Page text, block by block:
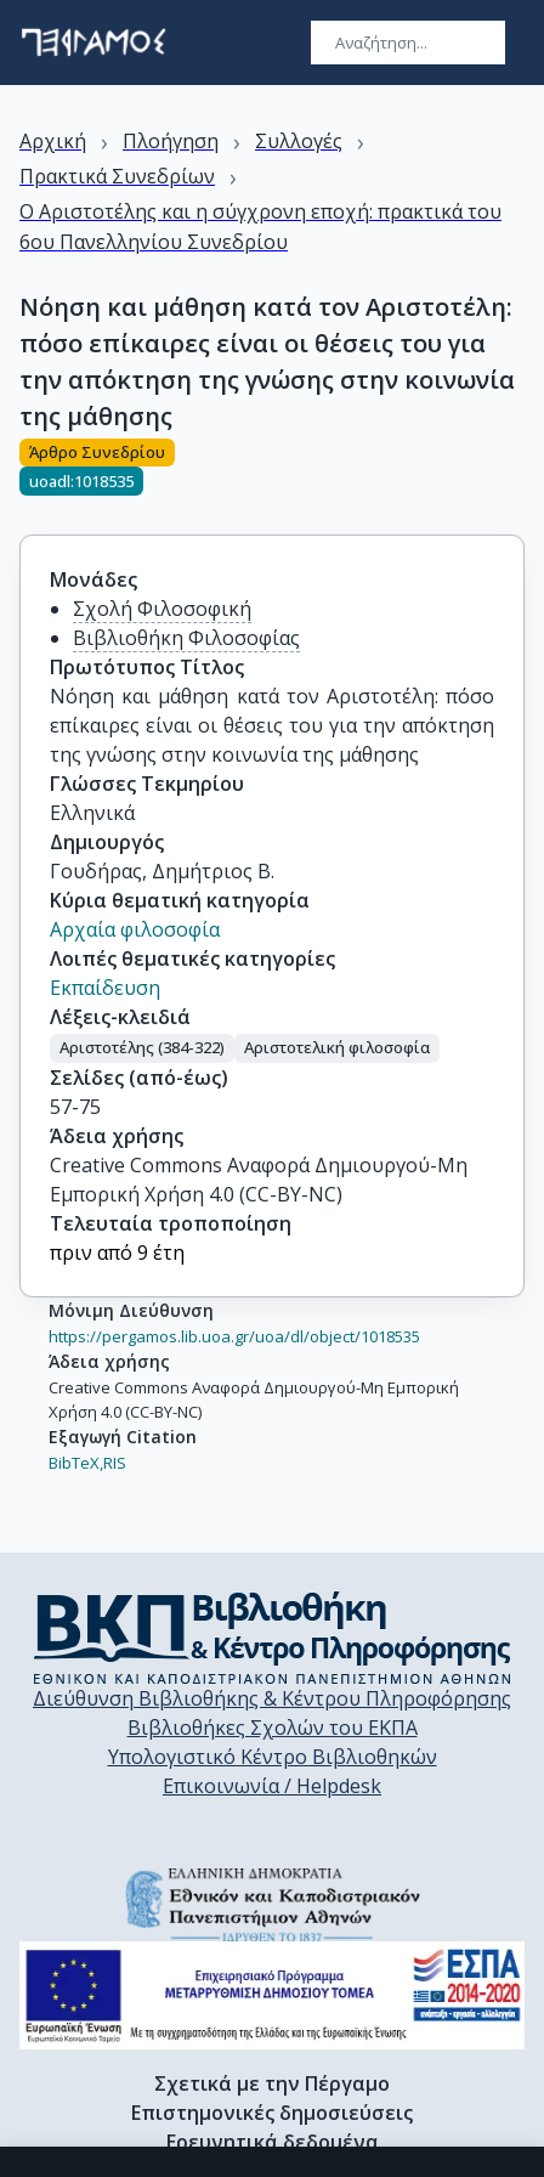
Αρχική › Πλοήγηση › Συλλογές ›
Πρακτικά Συνεδρίων ›
Ο Αριστοτέλης και η σύγχρονη εποχή: πρακτικά του
6ου Πανελληνίου Συνεδρίου
Νόηση και μάθηση κατά τον Αριστοτέλη:
πόσο επίκαιρες είναι οι θέσεις του για
την απόκτηση της γνώσης στην κοινωνία
της μάθησης
Άρθρο Συνεδρίου
uoadl:1018535
Μονάδες
Σχολή Φιλοσοφική
Βιβλιοθήκη Φιλοσοφίας
Πρωτότυπος Τίτλος
Νόηση και μάθηση κατά τον Αριστοτέλη: πόσο
επίκαιρες είναι οι θέσεις του για την απόκτηση
της γνώσης στην κοινωνία της μάθησης
Γλώσσες Τεκμηρίου
Ελληνικά
Δημιουργός
Γουδήρας, Δημήτριος Β.
Κύρια θεματική κατηγορία
Αρχαία φιλοσοφία
Λοιπές θεματικές κατηγορίες
Εκπαίδευση
Λέξεις-κλειδιά
Αριστοτέλης (384-322) Αριστοτελική φιλοσοφία
Σελίδες (από-έως)
57-75
Άδεια χρήσης
Creative Commons Αναφορά Δημιουργού-Μη
Εμπορική Χρήση 4.0 (CC-BY-NC)
Τελευταία τροποποίηση
πριν από 9 έτη
Μόνιμη Διεύθυνση
https://pergamos.lib.uoa.gr/uoa/dl/object/1018535
Άδεια χρήσης
Creative Commons Αναφορά Δημιουργού-Μη Εμπορική
Χρήση 4.0 (CC-BY-NC)
Εξαγωγή Citation
BibTeX,RIS
Διεύθυνση Βιβλιοθήκης & Κέντρου Πληροφόρησης
Βιβλιοθήκες Σχολών του ΕΚΠΑ
Υπολογιστικό Κέντρο Βιβλιοθηκών
Επικοινωνία / Helpdesk
Σχετικά με την Πέργαμο
Επιστημονικές δημοσιεύσεις
Ερευνητικά δεδομένα